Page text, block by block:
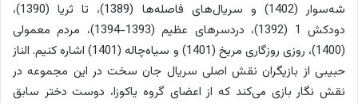
شه‌سوار (1402) و سریال‌های فاصله‌ها (1389)، تا ثریا (1390)،
دودکش 1 (1392)، دردسرهای عظیم (1393-1394)، مردم معمولی
(1400)، روزی روزگاری مریخ (1401) و سیاه‌چاله (1401) اشاره کنیم. الناز
حبیبی از بازیگران نقش اصلی سریال جان سخت در این مجموعه در
نقش نگار بازی می‌کند که از اعضای گروه یاکوزا، دوست دختر سابق